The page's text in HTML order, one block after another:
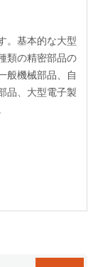
。基本的な大型
類の精密部品の
般機械部品、自
品、大型電子製